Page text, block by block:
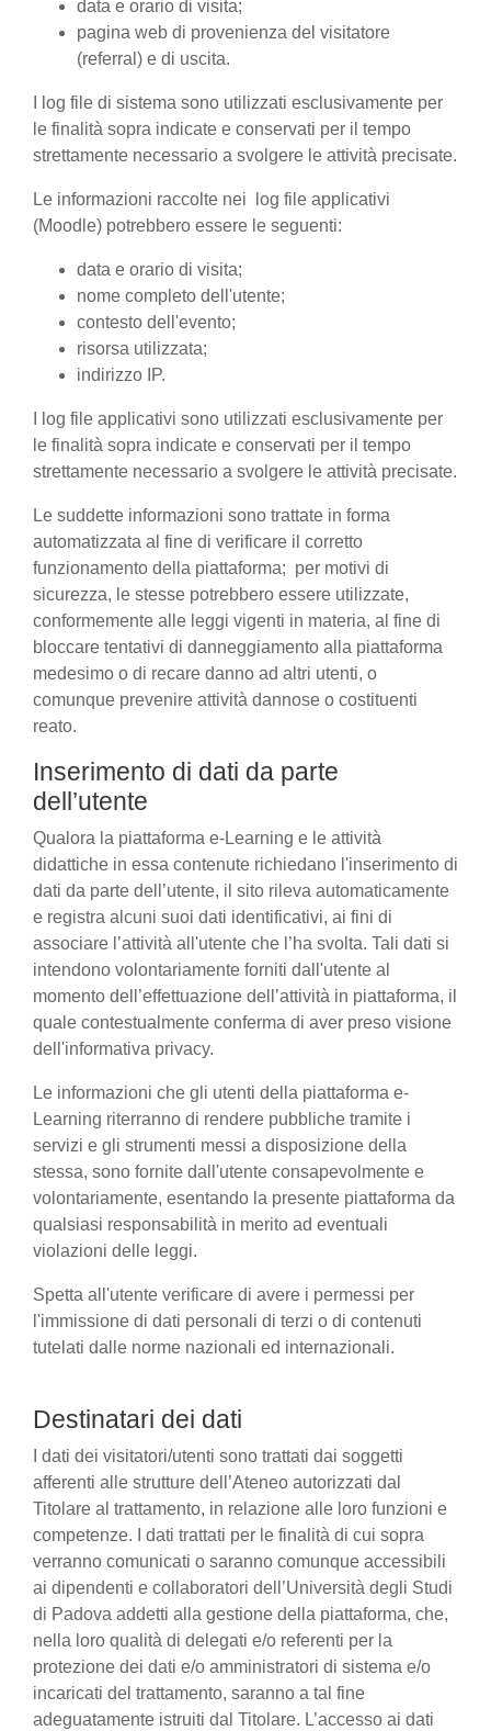
data e orario di visita;
pagina web di provenienza del visitatore
(referral) e di uscita.
I log file di sistema sono utilizzati esclusivamente per
le finalità sopra indicate e conservati per il tempo
strettamente necessario a svolgere le attività precisate.
Le informazioni raccolte nei log file applicativi
(Moodle) potrebbero essere le seguenti:
data e orario di visita;
nome completo dell'utente;
contesto dell'evento;
risorsa utilizzata;
indirizzo IP.
I log file applicativi sono utilizzati esclusivamente per
le finalità sopra indicate e conservati per il tempo
strettamente necessario a svolgere le attività precisate.
Le suddette informazioni sono trattate in forma
automatizzata al fine di verificare il corretto
funzionamento della piattaforma; per motivi di
sicurezza, le stesse potrebbero essere utilizzate,
conformemente alle leggi vigenti in materia, al fine di
bloccare tentativi di danneggiamento alla piattaforma
medesimo o di recare danno ad altri utenti, o
comunque prevenire attività dannose o costituenti
reato.
Inserimento di dati da parte
dell’utente
Qualora la piattaforma e-Learning e le attività
didattiche in essa contenute richiedano l'inserimento di
dati da parte dell’utente, il sito rileva automaticamente
e registra alcuni suoi dati identificativi, ai fini di
associare l’attività all'utente che l’ha svolta. Tali dati si
intendono volontariamente forniti dall'utente al
momento dell’effettuazione dell’attività in piattaforma, il
quale contestualmente conferma di aver preso visione
dell'informativa privacy.
Le informazioni che gli utenti della piattaforma e-
Learning riterranno di rendere pubbliche tramite i
servizi e gli strumenti messi a disposizione della
stessa, sono fornite dall'utente consapevolmente e
volontariamente, esentando la presente piattaforma da
qualsiasi responsabilità in merito ad eventuali
violazioni delle leggi.
Spetta all'utente verificare di avere i permessi per
l'immissione di dati personali di terzi o di contenuti
tutelati dalle norme nazionali ed internazionali.
Destinatari dei dati
I dati dei visitatori/utenti sono trattati dai soggetti
afferenti alle strutture dell’Ateneo autorizzati dal
Titolare al trattamento, in relazione alle loro funzioni e
competenze. I dati trattati per le finalità di cui sopra
verranno comunicati o saranno comunque accessibili
ai dipendenti e collaboratori dell’Università degli Studi
di Padova addetti alla gestione della piattaforma, che,
nella loro qualità di delegati e/o referenti per la
protezione dei dati e/o amministratori di sistema e/o
incaricati del trattamento, saranno a tal fine
adeguatamente istruiti dal Titolare. L’accesso ai dati